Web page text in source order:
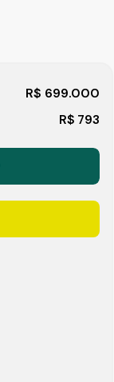
R$ 699.000
R$ 793